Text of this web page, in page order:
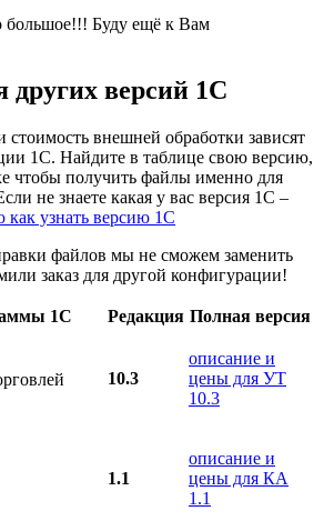
большое!!! Буду ещё к Вам
других версий 1С
внешней обработки зависят
1С. Найдите в таблице свою версию,
чтобы получить файлы именно для
не знаете какая у вас версия 1С –
как узнать версию 1С
файлов мы не сможем заменить
заказ для другой конфигурации!
1С Редакция Полная версия
10.3
описание и
цены для УТ
10.3
1.1
описание и
цены для КА
1.1